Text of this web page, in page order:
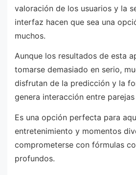
valoración de los usuarios y la
interfaz hacen que sea una
muchos.
Aunque los resultados de esta
tomarse demasiado en serio,
disfrutan de la predicción y la
genera interacción entre
Es una opción perfecta para
entretenimiento y momentos
comprometerse con fórmulas
profundos.